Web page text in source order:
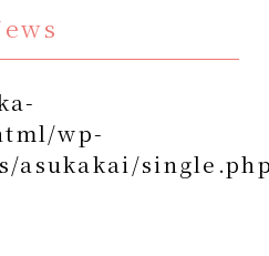
wp-
asukakai/